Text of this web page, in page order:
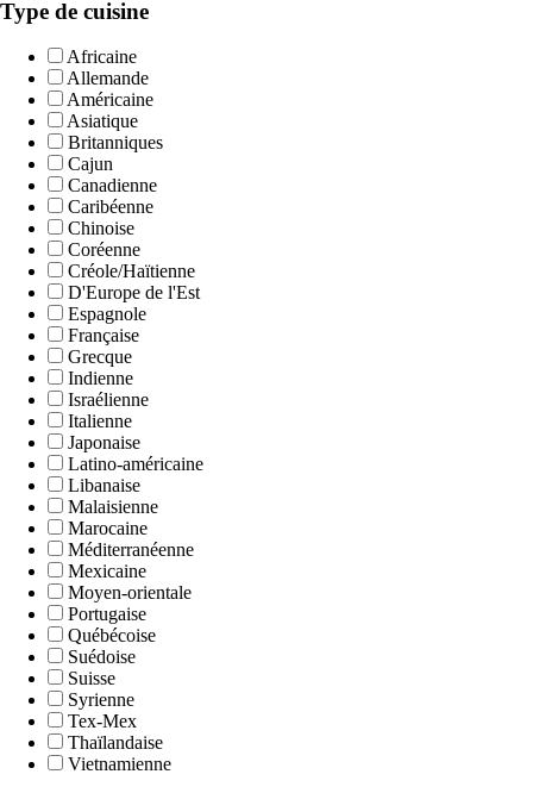
Type de cuisine
Africaine
Allemande
Américaine
Asiatique
Britanniques
Cajun
Canadienne
Caribéenne
Chinoise
Coréenne
Créole/Haïtienne
D'Europe de l'Est
Espagnole
Française
Grecque
Indienne
Israélienne
Italienne
Japonaise
Latino-américaine
Libanaise
Malaisienne
Marocaine
Méditerranéenne
Mexicaine
Moyen-orientale
Portugaise
Québécoise
Suédoise
Suisse
Syrienne
Tex-Mex
Thaïlandaise
Vietnamienne